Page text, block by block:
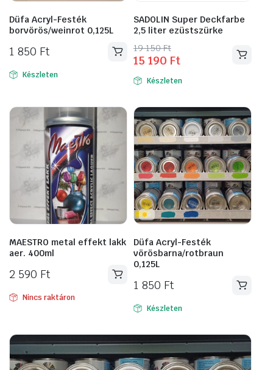
Düfa Acryl-Festék
borvörös/weinrot 0,125L
1 850 Ft
Készleten
SADOLIN Super Deckfarbe
2,5 liter ezüstszürke
19 150Ft
Original
price
was:
150 Ft.
15 190 Ft
Current
price
is:
190 Ft.
Készleten
MAESTRO metal effekt lakk
aer. 400ml
2 590 Ft
Nincs raktáron
Düfa Acryl-Festék
vörösbarna/rotbraun
0,125L
1 850 Ft
Készleten